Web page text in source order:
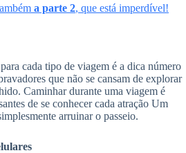
a parte 2, que está imperdível!
cada tipo de viagem é a dica número
que não se cansam de explorar
Caminhar durante uma viagem é
de se conhecer cada atração Um
arruinar o passeio.